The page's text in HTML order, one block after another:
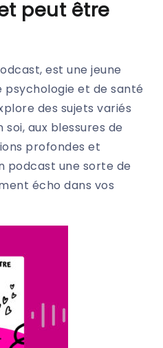
peut être
est une jeune
psychologie et de santé
des sujets variés
aux blessures de
profondes et
podcast une sorte de
écho dans vos